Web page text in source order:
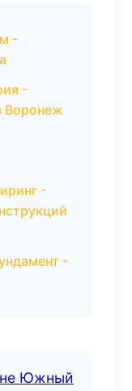
-
-
Воронеж
-
-
Южный